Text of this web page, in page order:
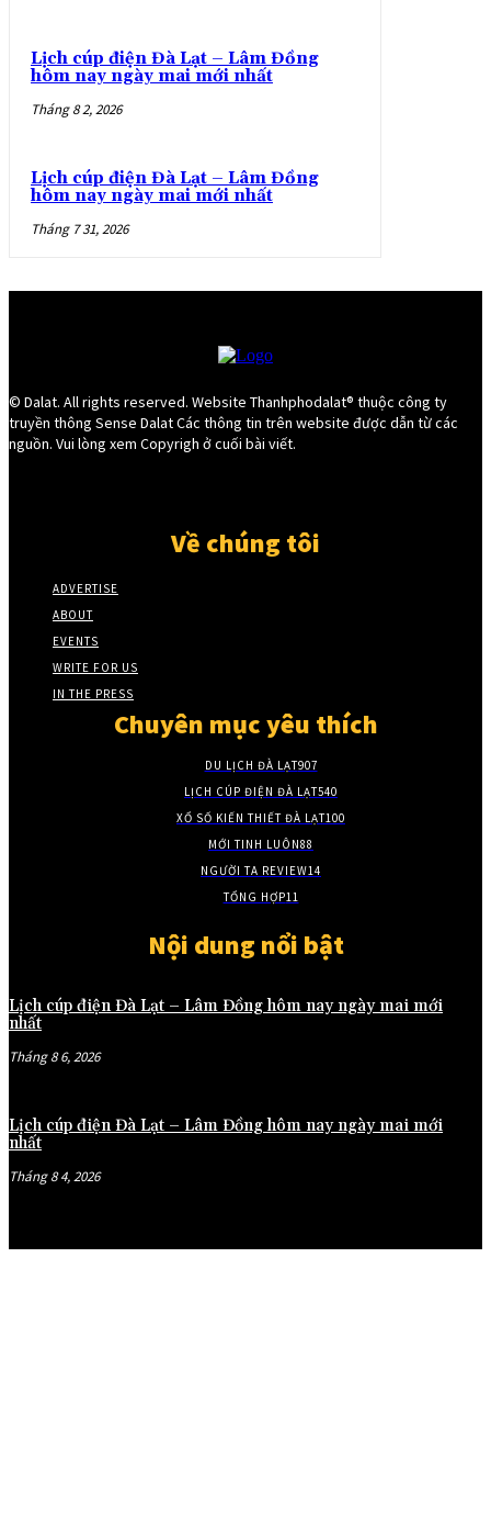
Lịch cúp điện Đà Lạt – Lâm Đồng
hôm nay ngày mai mới nhất
Tháng 8 2, 2026
Lịch cúp điện Đà Lạt – Lâm Đồng
hôm nay ngày mai mới nhất
Tháng 7 31, 2026
© Dalat. All rights reserved. Website Thanhphodalat® thuộc công ty
truyền thông Sense Dalat Các thông tin trên website được dẫn từ các
nguồn. Vui lòng xem Copyrigh ở cuối bài viết.
Về chúng tôi
ADVERTISE
ABOUT
EVENTS
WRITE FOR US
IN THE PRESS
Chuyên mục yêu thích
DU LỊCH ĐÀ LẠT907
LỊCH CÚP ĐIỆN ĐÀ LẠT540
XỔ SỐ KIẾN THIẾT ĐÀ LẠT100
MỚI TINH LUÔN88
NGƯỜI TA REVIEW14
TỔNG HỢP11
Nội dung nổi bật
Lịch cúp điện Đà Lạt – Lâm Đồng hôm nay ngày mai mới
nhất
Tháng 8 6, 2026
Lịch cúp điện Đà Lạt – Lâm Đồng hôm nay ngày mai mới
nhất
Tháng 8 4, 2026